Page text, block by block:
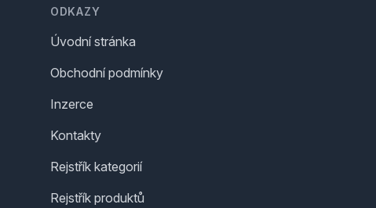
ODKAZY
Úvodní stránka
Obchodní podmínky
Inzerce
Kontakty
Rejstřík kategorií
Rejstřík produktů